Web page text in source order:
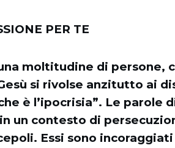
PER TE
moltitudine di persone,
si rivolse anzitutto ai
è l’ipocrisia”. Le parole
un contesto di
Essi sono